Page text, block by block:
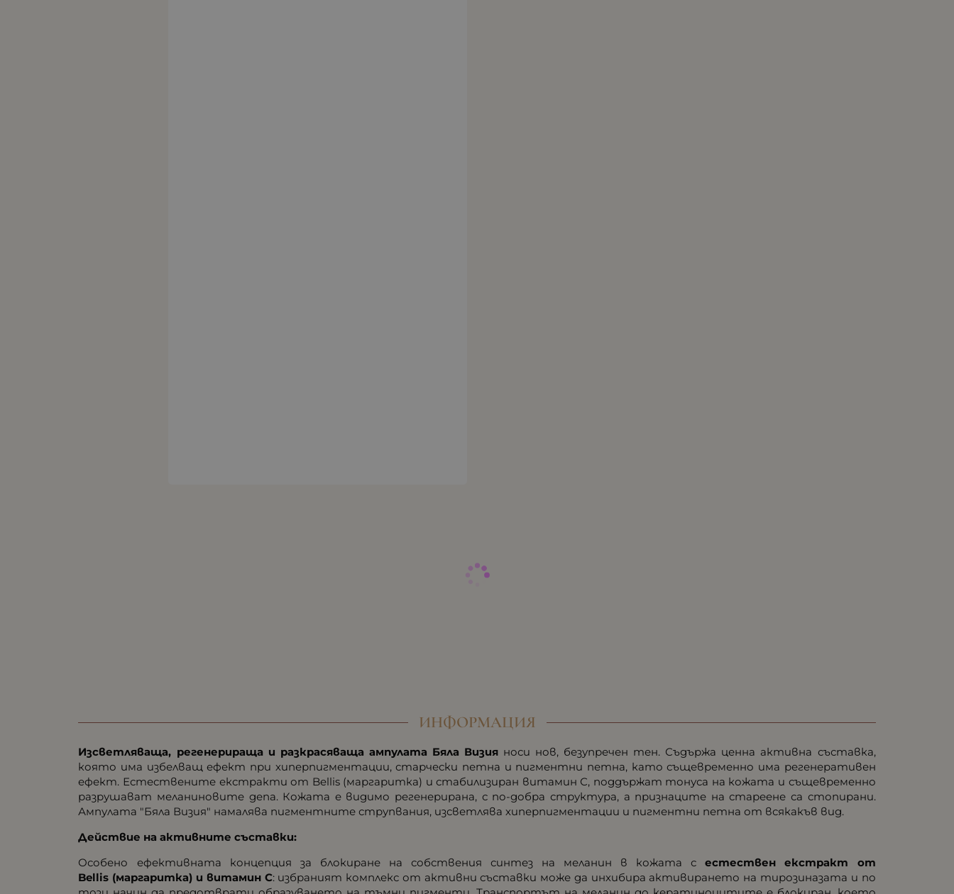
ИНФОРМАЦИЯ
Изсветляваща, регенериращa и разкрасяваща ампулата Бяла Визияноси нов, безупречен тен. Съдържа ценна активна съставка,
която има избелващ ефект при хиперпигментации, старчески петна и пигментни петна, като същевременно има регенеративен
ефект. Естествените екстракти от Bellis (маргаритка) и стабилизиран витамин С, поддържат тонуса на кожата и същевременно
разрушават меланиновите депа. Кожата е видимо регенерирана, с по-добра структура, а признаците на стареене са стопирани.
Ампулата "Бяла Визия" намалява пигментните струпвания, изсветлява хиперпигментации и пигментни петна от всякакъв вид.
Действие на активните съставки:
Особено ефективната концепция за блокиране на собствения синтез на меланин в кожата сестествен екстракт от
Bellis (маргаритка) и витамин С: избраният комплекс от активни съставки може да инхибира активирането на тирозиназата и по